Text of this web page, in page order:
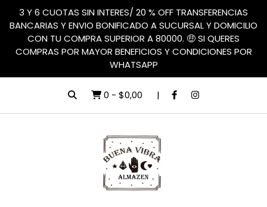
3 Y 6 CUOTAS SIN INTERES/ 20 % OFF TRANSFERENCIAS
BANCARIAS Y ENVIO BONIFICADO A SUCURSAL Y DOMICILIO
CON TU COMPRA SUPERIOR A 80000. 🤑 SI QUERES
COMPRAS POR MAYOR BENEFICIOS Y CONDICIONES POR
WHATSAPP
0 - $0,00